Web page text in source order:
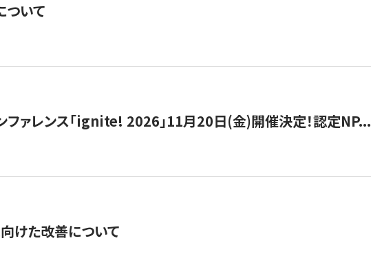
いて
ァレンス「ignite! 2026」11月20日(金)開催決定！認定NP...
けた改善について